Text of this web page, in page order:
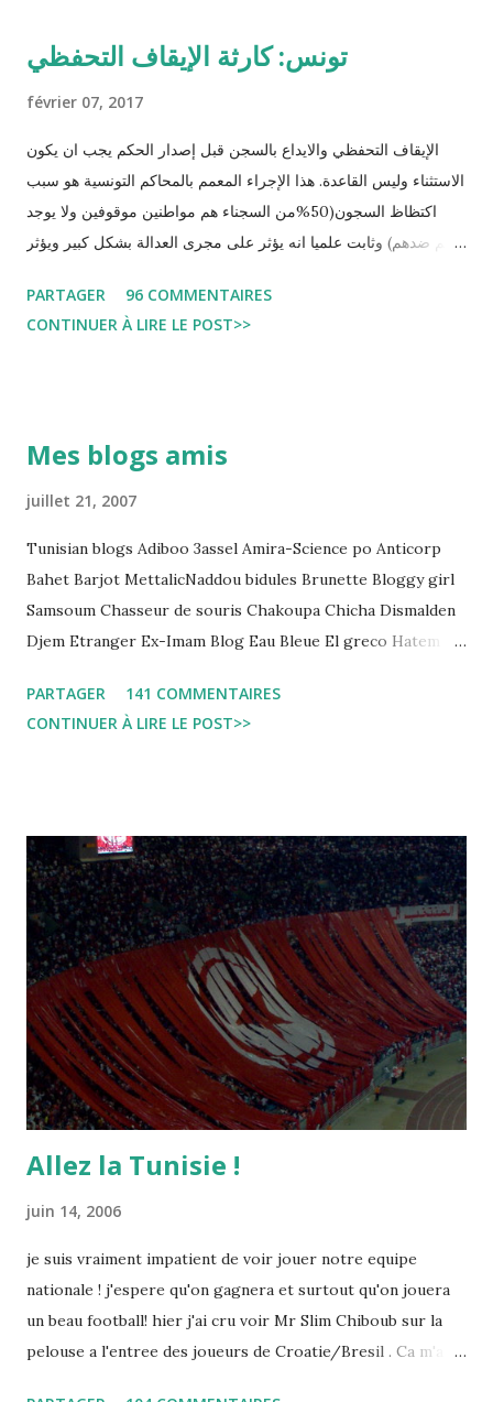
تونس: كارثة الإيقاف التحفظي
février 07, 2017
الإيقاف التحفظي والايداع بالسجن قبل إصدار الحكم يجب ان يكون
الاستثناء وليس القاعدة. هذا الإجراء المعمم بالمحاكم التونسية هو سبب
اكتظاظ السجون(50%من السجناء هم مواطنين موقوفين ولا يوجد
حكم ضدهم) وثابت علميا انه يؤثر على مجرى العدالة بشكل كبير ويؤثر
التي قضاها تحفظيا . هذه الممارسات تسبب كوارث اجتماعية واقتصادية
و تجعل المواطن يحقد على المنظومة القضائية و يحس بالظلم و القهر
regard des Lignes directrices Luanda"
PARTAGER
96 COMMENTAIRES
CONTINUER À LIRE LE POST>>
Mes blogs amis
juillet 21, 2007
Tunisian blogs Adiboo 3assel Amira-Science po Anticorp
Bahet Barjot MettalicNaddou bidules Brunette Bloggy girl
Samsoum Chasseur de souris Chakoupa Chicha Dismalden
Djem Etranger Ex-Imam Blog Eau Bleue El greco Hatem
Leila fi amarikia Little Sarah American girl Massir mots a
dire Mouch ex Mazzika Tun...
PARTAGER
141 COMMENTAIRES
CONTINUER À LIRE LE POST>>
Allez la Tunisie !
juin 14, 2006
je suis vraiment impatient de voir jouer notre equipe
nationale ! j'espere qu'on gagnera et surtout qu'on jouera
un beau football! hier j'ai cru voir Mr Slim Chiboub sur la
pelouse a l'entree des joueurs de Croatie/Bresil . Ca m'a